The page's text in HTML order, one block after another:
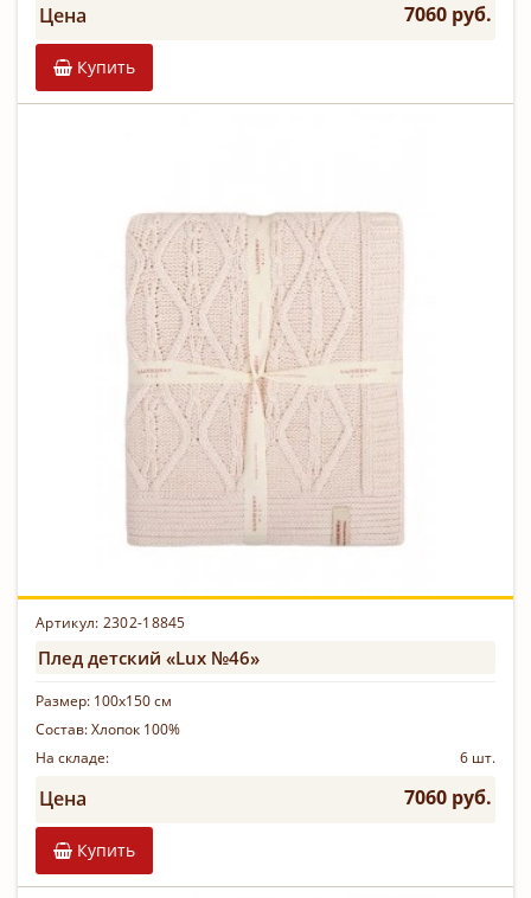
Цена 7060 руб.
Купить
Артикул: 2302-18845
Плед детский «Lux №46»
Размер: 100х150 см
Состав:Хлопок 100%
На складе:
6 шт.
Цена 7060 руб.
Купить